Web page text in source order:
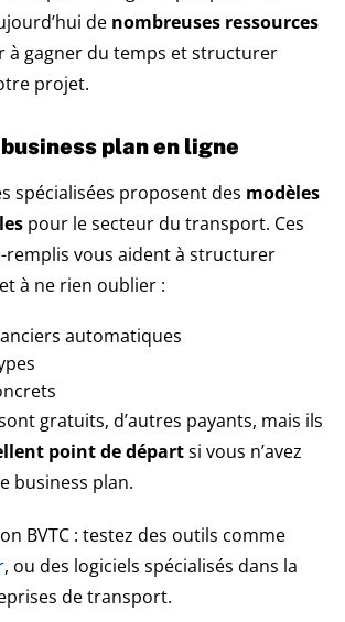
de nombreuses ressources
à gagner du temps et structurer
projet.
plan en ligne
spécialisées proposent des modèles
pour le secteur du transport. Ces
vous aident à structurer
à ne rien oublier :
automatiques
gratuits, d’autres payants, mais ils
point de départsi vous n’avez
business plan.
BVTC : testez des outils comme
, ou des logiciels spécialisés dans la
de transport.